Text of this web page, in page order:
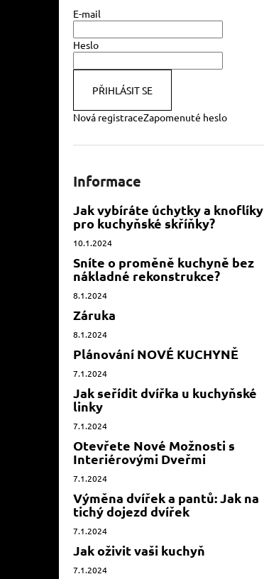
E-mail
Heslo
PŘIHLÁSIT SE
Nová registraceZapomenuté heslo
Informace
Jak vybíráte úchytky a knoflíky
pro kuchyňské skříňky?
10.1.2024
Sníte o proměně kuchyně bez
nákladné rekonstrukce?
8.1.2024
Záruka
8.1.2024
Plánování NOVÉ KUCHYNĚ
7.1.2024
Jak seřídit dvířka u kuchyňské
linky
7.1.2024
Otevřete Nové Možnosti s
Interiérovými Dveřmi
7.1.2024
Výměna dvířek a pantů: Jak na
tichý dojezd dvířek
7.1.2024
Jak oživit vaši kuchyň
7.1.2024